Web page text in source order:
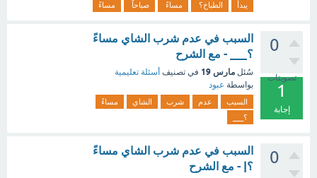
يبدأ
الطباخ؟ مساءً صباحاً مساءً
0
تصويتات
1
إجابة
السبب في عدم شرب الشاي مساءً
؟___ - مع الشرح
سُئل مارس 19 في تصنيف أسئلة تعليمية
بواسطة عبود
السبب عدم شرب الشاي
مساءً
؟___
0
السبب في عدم شرب الشاي مساءً
؟| - مع الشرح